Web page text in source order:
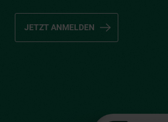
JETZT ANMELDEN